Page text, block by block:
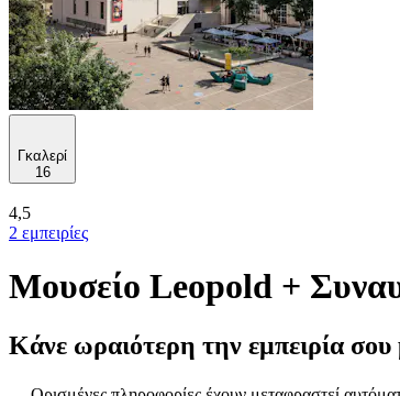
Γκαλερί
16
4,5
2 εμπειρίες
Μουσείο Leopold +
Κάνε ωραιότερη την εμπειρία σου